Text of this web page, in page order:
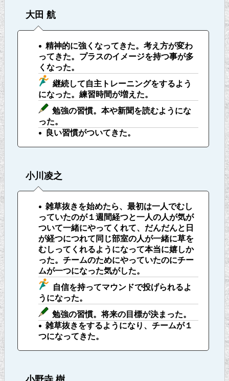
大田 航
精神的に強くなってきた。考え方が変わ
ってきた。プラスのイメージを持つ事が多
くなった。
継続して自主トレーニングをするよう
になった。練習時間が増えた。
勉強の習慣。本や新聞を読むようにな
った。
良い習慣がついてきた。
小川凌之
雑草抜きを始めたら、最初は一人でむし
っていたのが１週間経つと一人の人が気が
ついて一緒にやってくれて、だんだんと日
が経つにつれて同じ部室の人が一緒に草を
むしってくれるようになって本当に嬉しか
った。チームのためにやっていたのにチー
ムが一つになった気がした。
自信を持ってマウンドで投げられるよ
うになった。
勉強の習慣。将来の目標が決まった。
雑草抜きをするようになり、チームが１
つになってきた。